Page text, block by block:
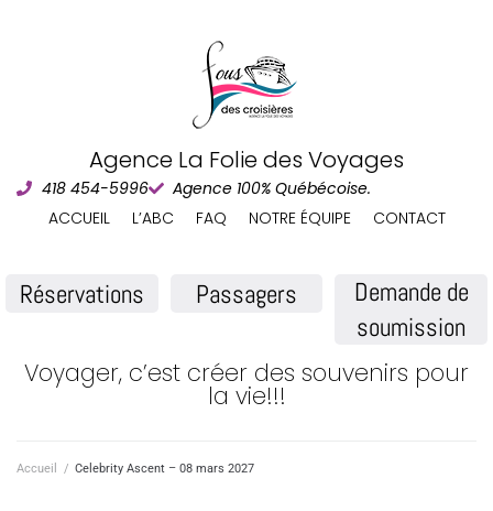
Agence La Folie des Voyages
418 454-5996
Agence 100% Québécoise.
ACCUEIL
L’ABC FAQ NOTRE ÉQUIPE CONTACT
Réservations Passagers
Demande de
soumission
Voyager, c’est créer des souvenirs pour
la vie!!!
Accueil / Celebrity Ascent – 08 mars 2027